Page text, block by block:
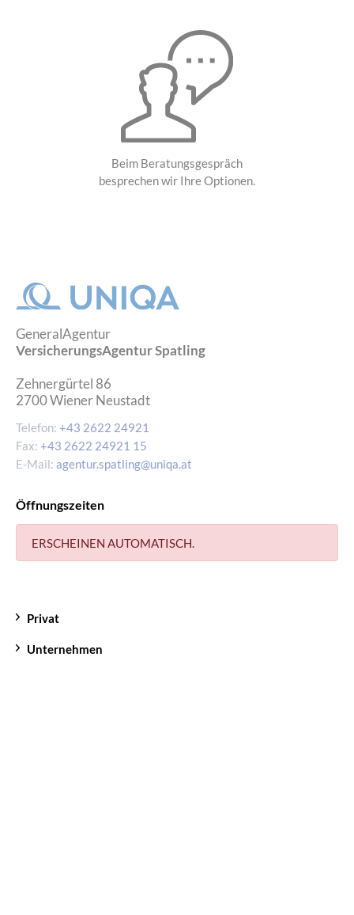
Beim Beratungsgespräch
besprechen wir Ihre Optionen.
GeneralAgentur
VersicherungsAgentur Spatling
Zehnergürtel 86
2700Wiener Neustadt
Telefon: +43 2622 24921
Fax: +43 2622 24921 15
E-Mail: agentur.spatling@uniqa.at
Öffnungszeiten
ERSCHEINEN AUTOMATISCH.
Privat
Unternehmen